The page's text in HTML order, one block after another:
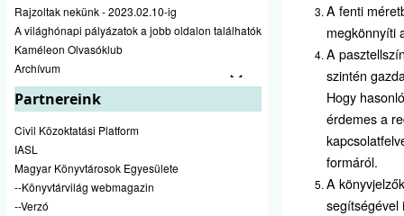
Rajzoltak nekünk - 2023.02.10-ig
A világhónapi pályázatok a jobb oldalon találhatók
Kaméleon Olvasóklub
Archívum
Partnereink
Civil Közoktatási Platform
IASL
Magyar Könyvtárosok Egyesülete
--Könyvtárvilág webmagazin
--Verzó
A fenti
megkönnyíti
A
szintén
Hogy
érdemes a
formáról.
A
segítségével